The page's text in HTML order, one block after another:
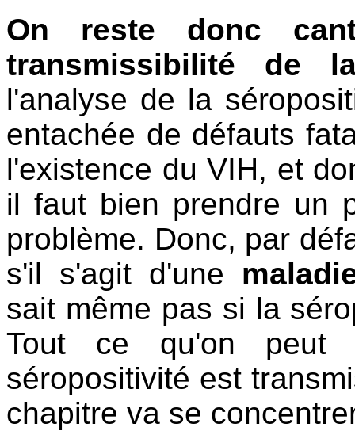
On reste donc
transmissibilité de
l'analyse de la
entachée de défauts
l'existence du VIH, et
il faut bien prendre un
problème. Donc, par
s'il s'agit d'une
sait même pas si la
Tout ce qu'on peut
séropositivité est
chapitre va se